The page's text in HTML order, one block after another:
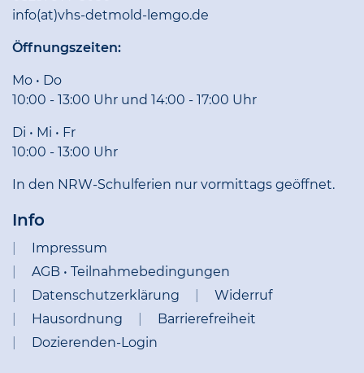
info(at)vhs-detmold-lemgo.de
Öffnungszeiten:
Mo • Do
10:00 - 13:00 Uhr und 14:00 - 17:00 Uhr
Di • Mi • Fr
10:00 - 13:00 Uhr
In den NRW-Schulferien nur vormittags geöffnet.
Info
Impressum
AGB • Teilnahmebedingungen
Datenschutzerklärung
Widerruf
Hausordnung
Barrierefreiheit
Dozierenden-Login